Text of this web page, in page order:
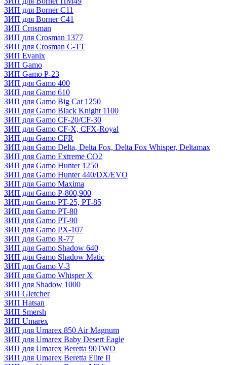
ЗИП для Borner С11
ЗИП для Borner С41
ЗИП Crosman
ЗИП для Crosman 1377
ЗИП для Crosman C-TT
ЗИП Evanix
ЗИП Gamo
ЗИП Gamo P-23
ЗИП для Gamo 400
ЗИП для Gamo 610
ЗИП для Gamo Big Cat 1250
ЗИП для Gamo Black Knight 1100
ЗИП для Gamo CF-20/CF-30
ЗИП для Gamo CF-X, CFX-Royal
ЗИП для Gamo CFR
ЗИП для Gamo Delta, Delta Fox, Delta Fox Whisper, Deltamax
ЗИП для Gamo Extreme CO2
ЗИП для Gamo Hunter 1250
ЗИП для Gamo Hunter 440/DX/EVO
ЗИП для Gamo Maxima
ЗИП для Gamo P-800,900
ЗИП для Gamo PT-25, PT-85
ЗИП для Gamo PT-80
ЗИП для Gamo PT-90
ЗИП для Gamo PX-107
ЗИП для Gamo R-77
ЗИП для Gamo Shadow 640
ЗИП для Gamo Shadow Matic
ЗИП для Gamo V-3
ЗИП для Gamo Whisper X
ЗИП для Shadow 1000
ЗИП Gletcher
ЗИП Hatsan
ЗИП Smersh
ЗИП Umarex
ЗИП для Umarex 850 Air Magnum
ЗИП для Umarex Baby Desert Eagle
ЗИП для Umarex Beretta 90TWO
ЗИП для Umarex Beretta Elite II